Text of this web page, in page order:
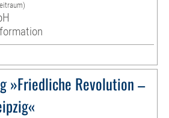
»Friedliche Revolution –